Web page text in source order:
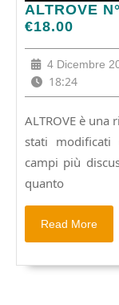
ALTROVE
€18.00
ALTROVE
N°
2025.
Pagine
216.
4 Dicembre
18:24
ALTROVE è una
stati
campi più
quanto
Read More
More